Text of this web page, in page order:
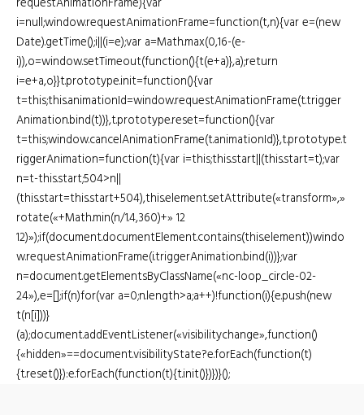
i=null;window.requestAnimationFrame=function(t,n){var e=(new
Date).getTime();i||(i=e);var a=Math.max(0,16-(e-
i)),o=window.setTimeout(function(){t(e+a)},a);return
i=e+a,o}}t.prototype.init=function(){var
t=this;this.animationId=window.requestAnimationFrame(t.trigger
Animation.bind(t))},t.prototype.reset=function(){var
t=this;window.cancelAnimationFrame(t.animationId)},t.prototype.t
riggerAnimation=function(t){var i=this;this.start||(this.start=t);var
n=t-this.start;504>n||
(this.start=this.start+504),this.element.setAttribute(«transform»,»
rotate(«+Math.min(n/1.4,360)+» 12
12)»);if(document.documentElement.contains(this.element))windo
w.requestAnimationFrame(i.triggerAnimation.bind(i))};var
n=document.getElementsByClassName(«nc-loop_circle-02-
24»),e=[];if(n)for(var a=0;n.length>a;a++)!function(i){e.push(new
t(n[i]))}
(a);document.addEventListener(«visibilitychange»,function()
{«hidden»==document.visibilityState?e.forEach(function(t)
{t.reset()}):e.forEach(function(t){t.init()})})}();